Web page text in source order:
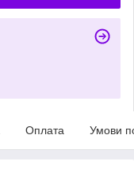
Оплата Умови